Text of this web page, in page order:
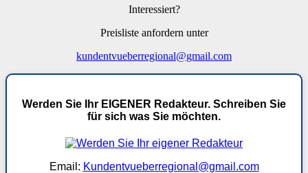
Interessiert?
Preisliste anfordern unter
kundentvueberregional@gmail.com
Werden Sie Ihr EIGENER Redakteur. Schreiben Sie
für sich was Sie möchten.
Email: Kundentvueberregional@gmail.com